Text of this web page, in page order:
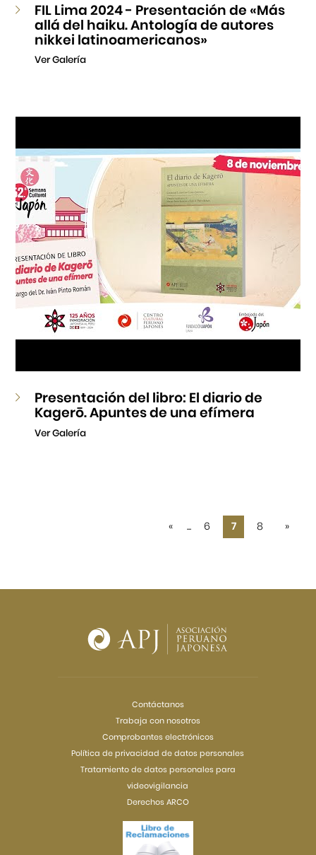
FIL Lima 2024 - Presentación de «Más
allá del haiku. Antología de autores
nikkei latinoamericanos»
Ver Galería
Presentación del libro: El diario de
Kagerō. Apuntes de una efímera
Ver Galería
« ... 6 7 8 »
Contáctanos
Trabaja con nosotros
Comprobantes electrónicos
Política de privacidad de datos personales
Tratamiento de datos personales para
videovigilancia
Derechos ARCO